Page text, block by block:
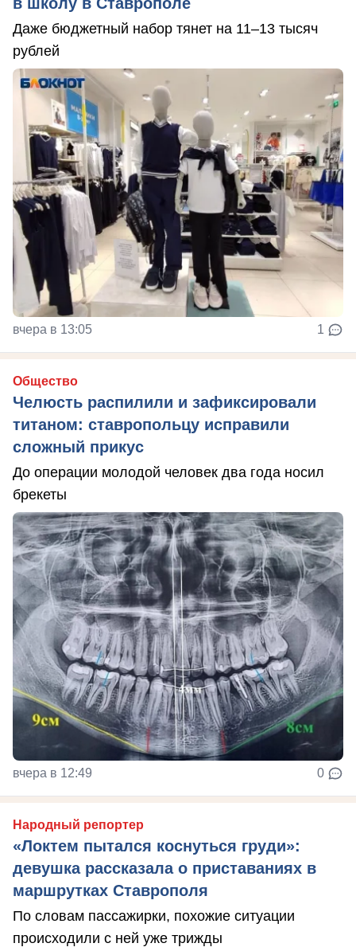
Даже бюджетный набор тянет на 11–13 тысяч
рублей
вчера в 13:05 1
Общество
Челюсть распилили и зафиксировали
титаном: ставропольцу исправили
сложный прикус
До операции молодой человек два года носил
брекеты
вчера в 12:49 0
Народный репортер
«Локтем пытался коснуться груди»:
девушка рассказала о приставаниях в
маршрутках Ставрополя
По словам пассажирки, похожие ситуации
происходили с ней уже трижды